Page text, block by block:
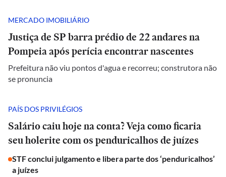
MERCADO IMOBILIÁRIO
Justiça de SP barra prédio de 22 andares na
Pompeia após perícia encontrar nascentes
Prefeitura não viu pontos d'agua e recorreu; construtora não
se pronuncia
PAÍS DOS PRIVILÉGIOS
Salário caiu hoje na conta? Veja como ficaria
seu holerite com os penduricalhos de juízes
STF conclui julgamento e libera parte dos ‘penduricalhos’
a juízes